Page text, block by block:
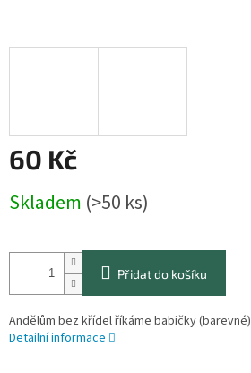
60 Kč
cena:
Skladem (>50 ks)
Přidat do košíku
Andělům bez křídel říkáme babičky (barevné)
Detailní informace